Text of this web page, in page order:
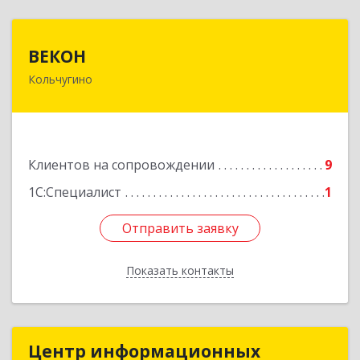
ВЕКОН
Кольчугино
Клиентов на сопровождении
9
1С:Специалист
1
Отправить заявку
Показать контакты
601785, Владимирская обл, Кольчугинский р-н,
Отправить заявку
Назад
Центр информационных
Центр информационных